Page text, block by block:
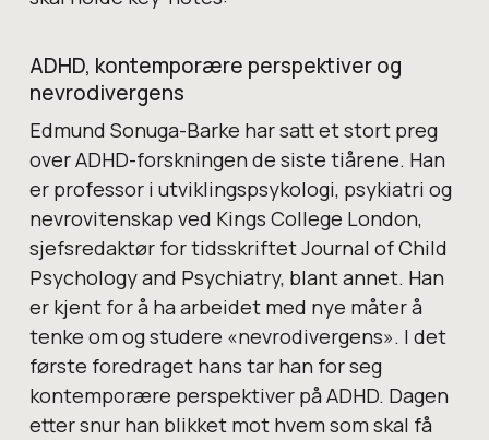
ADHD, kontemporære perspektiver og
nevrodivergens
Edmund Sonuga-Barke har satt et stort preg
over ADHD-forskningen de siste tiårene. Han
er professor i utviklingspsykologi, psykiatri og
nevrovitenskap ved Kings College London,
sjefsredaktør for tidsskriftet Journal of Child
Psychology and Psychiatry, blant annet. Han
er kjent for å ha arbeidet med nye måter å
tenke om og studere «nevrodivergens». I det
første foredraget hans tar han for seg
kontemporære perspektiver på ADHD. Dagen
etter snur han blikket mot hvem som skal få